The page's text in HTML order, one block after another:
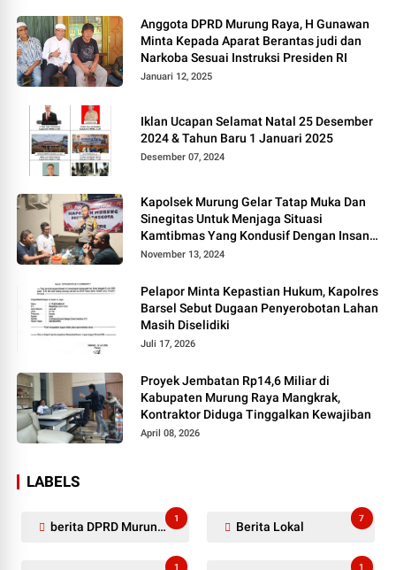
Anggota DPRD Murung Raya, H Gunawan
Minta Kepada Aparat Berantas judi dan
Narkoba Sesuai Instruksi Presiden RI
Januari 12, 2025
Iklan Ucapan Selamat Natal 25 Desember
2024 & Tahun Baru 1 Januari 2025
Desember 07, 2024
Kapolsek Murung Gelar Tatap Muka Dan
Sinegitas Untuk Menjaga Situasi
Kamtibmas Yang Kondusif Dengan Insan
Pers
November 13, 2024
Pelapor Minta Kepastian Hukum, Kapolres
Barsel Sebut Dugaan Penyerobotan Lahan
Masih Diselidiki
Juli 17, 2026
Proyek Jembatan Rp14,6 Miliar di
Kabupaten Murung Raya Mangkrak,
Kontraktor Diduga Tinggalkan Kewajiban
April 08, 2026
LABELS
berita DPRD Murung Raya
1
Berita Lokal
7
1 1